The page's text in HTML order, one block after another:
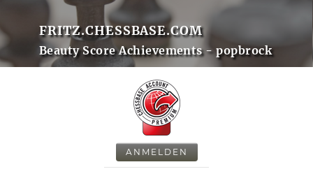
FRITZ.CHESSBASE.COM
Beauty Score Achievements - popbrock
ANMELDEN